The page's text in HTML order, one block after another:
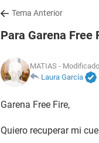
Tema Anterior
Para Garena Free
MATIAS -
Laura García
Garena Free Fire,
Quiero recuperar mi